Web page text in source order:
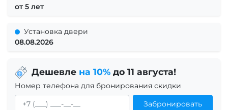
от 5 лет
Установка двери
08.08.2026
Дешевле на 10%до 11 августа!
Номер телефона для бронирования скидки
Забронировать